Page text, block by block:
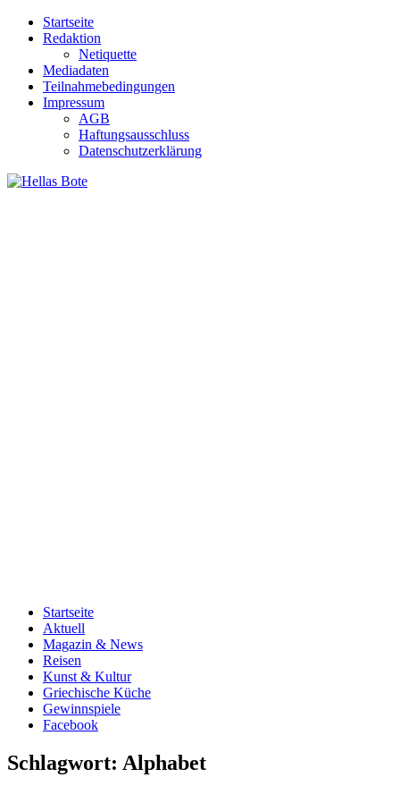
Zum
Inhalt
Startseite
Redaktion
Netiquette
Mediadaten
Teilnahmebedingungen
Impressum
AGB
Haftungsausschluss
Datenschutzerklärung
Startseite
Aktuell
Magazin & News
Reisen
Kunst & Kultur
Griechische Küche
Gewinnspiele
Facebook
Schlagwort: Alphabet